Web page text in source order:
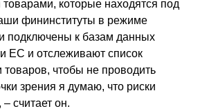
которые находятся под
фининституты в режиме
подключены к базам данных
ЕС и отслеживают список
чтобы не проводить
зрения я думаю, что риски
считает он.